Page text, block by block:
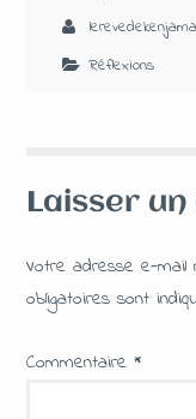
lerevedekenjama
Réflexions
Laisser
Votre adresse e-
obligatoires sont
Commentaire*